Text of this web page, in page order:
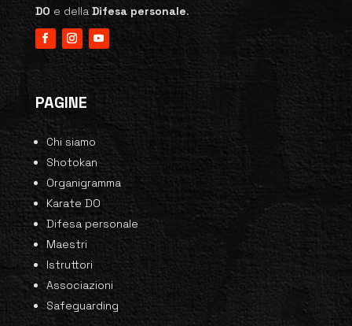
DO e dellaDifesa personale.
PAGINE
Chi siamo
Shotokan
Organigramma
Karate DO
Difesa personale
Maestri
Istruttori
Associazioni
Safeguarding